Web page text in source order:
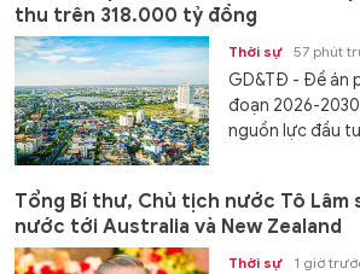
thu trên 318.000 tỷ đồng
Thời sự 57 phút
GD&TĐ - Đề án
đoạn 2026-
nguồn lực đầu
Tổng Bí thư, Chủ tịch nước Tô Lâm
nước tới Australia và New Zealand
Thời sự 1 giờ